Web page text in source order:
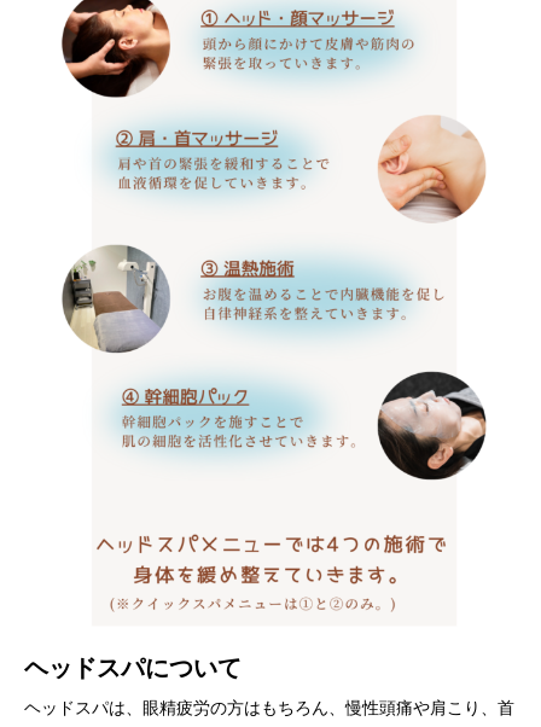
ヘッドスパについて
ヘッドスパは、眼精疲労の方はもちろん、慢性頭痛や肩こり、首